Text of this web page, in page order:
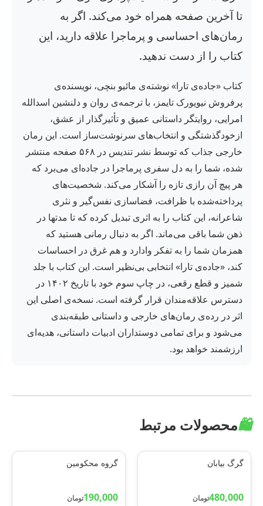
تا آخرین صفحه همراه خود می‌کند. اگر به
رمان‌های احساسی و پرماجرا علاقه دارید، این
کتاب را از دست ندهید.
کتاب «جاده‌ی تارا» نوشته‌ی مائیو بنچی، نویسنده‌ی
پرفروش نیویورک تایمز، با ترجمه‌ی روان و دلنشین اسدالله
امرایی، روایتگر داستانی عمیق و تأثیرگذار از عشق،
ازخودگذشتگی و انتخاب‌های سرنوشت‌ساز است. این رمان
خارجی جذاب که توسط نشر تندیس در ۵۶۸ صفحه منتشر
شده، شما را به دل سفری پرماجرا در جاده‌ای می‌برد که
هر پیچ آن رازی تازه را آشکار می‌کند. شخصیت‌های
پرداخته‌شده با ظرافت، فضاسازی نفس‌گیر و نثری
شاعرانه، این کتاب را به اثری تبدیل کرده که تا مدتها در
ذهن شما باقی می‌ماند. اگر به دنبال رمانی هستید که
همزمان شما را به تفکر وادارد و هم غرق در احساسات
کند، «جاده‌ی تارا» انتخابی بی‌نظیر است. این کتاب با جلد
شمیز و قطع رقعی، در چاپ سوم خود با تاریخ ۱۴۰۲ در
دسترس علاقه‌مندان قرار گرفته است. نسخه‌ی اصلی این
اثر در رده‌ی رمان‌های خارجی و داستانی طبقه‌بندی
می‌شود و برای تمامی دوستداران ادبیات داستانی، هدیه‌ای
ارزشمند خواهد بود.
🛍️محصولات مرتبط
گرگ بیابان
480,000تومان
گروه محکومین
190,000تومان